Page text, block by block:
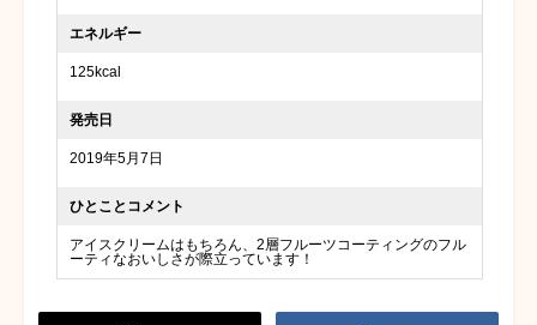
エネルギー
125kcal
発売日
2019年5月7日
ひとことコメント
アイスクリームはもちろん、2層フルーツコーティングのフル
ーティなおいしさが際立っています！